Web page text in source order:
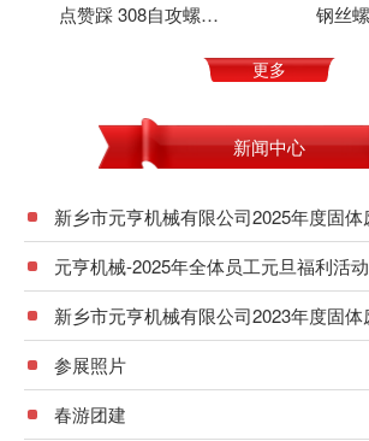
点赞踩 308自攻螺套 元亨机械 铝合金 不锈钢 可定制 加强螺纹
更多
新闻中心
元亨机械-2025年全体员工元旦福利活动
参展照片
春游团建